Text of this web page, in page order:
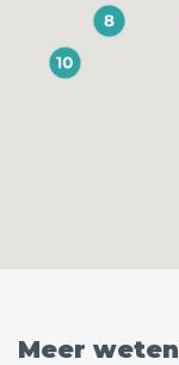
Meer weten